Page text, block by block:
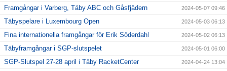
Framgångar i Varberg, Täby ABC och Gåsfjädern 2024-05-07 09:46
Täbyspelare i Luxembourg Open 2024-05-03 06:13
Fina internationella framgångar för Erik Söderdahl 2024-05-02 06:13
Täbyframgångar i SGP-slutspelet 2024-05-01 06:00
SGP-Slutspel 27-28 april i Täby RacketCenter 2024-04-24 13:04